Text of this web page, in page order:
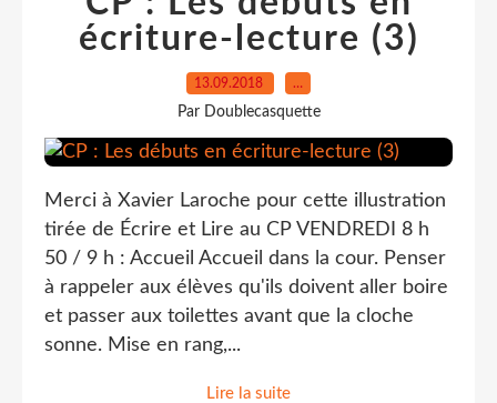
écriture-lecture (3)
13.09.2018 …
Par Doublecasquette
Merci à Xavier Laroche pour cette illustration
tirée de Écrire et Lire au CP VENDREDI 8 h
50 / 9 h : Accueil Accueil dans la cour. Penser
à rappeler aux élèves qu'ils doivent aller boire
et passer aux toilettes avant que la cloche
sonne. Mise en rang,...
Lire la suite